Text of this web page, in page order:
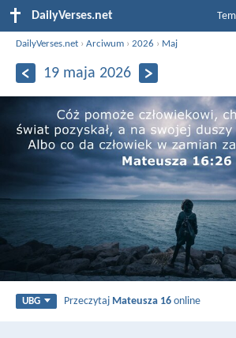
DailyVerses.net
DailyVerses.net ›Arciwum ›2026 › Maj
19 maja 2026
UBG Przeczytaj Mateusza 16 online